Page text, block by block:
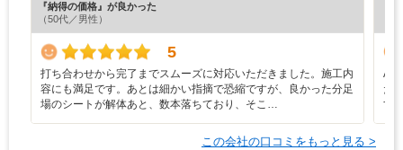
『納得の価格』が良かった
（50代／男性）
5
打ち合わせから完了までスムーズに対応いただきました。施工内
容にも満足です。あとは細かい指摘で恐縮ですが、良かった分足
場のシートが解体あと、数本落ちており、そこ…
A
だ
す
この会社の口コミをもっと見る >